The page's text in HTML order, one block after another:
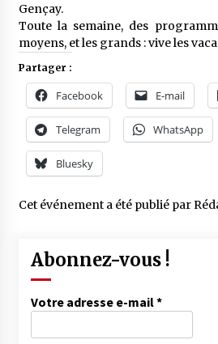
Gençay.
Toute la semaine, des
moyens, et les grands : vive les
Partager :
Facebook E-mail
Telegram WhatsApp
Bluesky
Cet événement a été publié par
Abonnez-vous !
Votre adresse e-mail*